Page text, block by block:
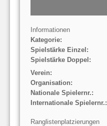
Informationen
Kategorie:
Spielstärke Einzel:
Spielstärke Doppel:
Verein:
Organisation:
Nationale Spielernr.:
Internationale Spielernr.:
Ranglistenplatzierungen